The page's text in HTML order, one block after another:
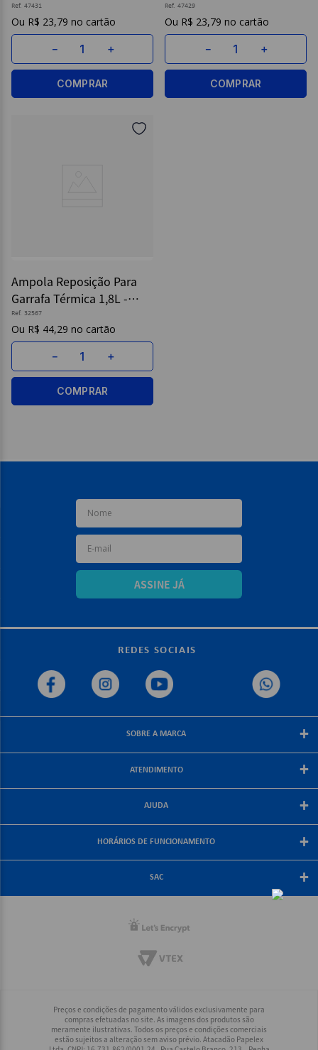
Ref. 47431
R$ 23,79
＋
－
COMPRAR
Ref. 47429
R$ 23,79
＋
－
COMPRAR
Ampola Reposição Para
Garrafa Térmica 1,8L -
Termolar
Ref. 32567
R$ 44,29
＋
－
COMPRAR
ASSINE JÁ
REDES SOCIAIS
SOBRE A MARCA +
Encarte Papelex
Blog Papelex
Lojas Papelex
ATENDIMENTO +
Como Comprar
Formas de Pagamento
Central de Atendimento
AJUDA +
Troca e Devolução
Política de Frete Grátis
Compra Segura
HORÁRIOS DE FUNCIONAMENTO +
08:30 às 18:00
SAC +
Demais Regiões: (21) 2178-6888
Preços e condições de pagamento válidos exclusivamente para
compras efetuadas no site. As imagens dos produtos são
meramente ilustrativas. Todos os preços e condições comerciais
estão sujeitos a alteração sem aviso prévio. Atacadão Papelex